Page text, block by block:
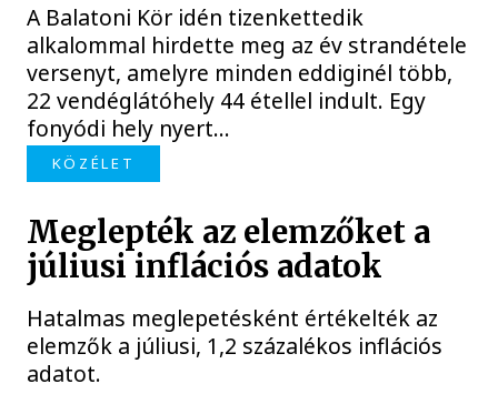
A Balatoni Kör idén tizenkettedik
alkalommal hirdette meg az év strandétele
versenyt, amelyre minden eddiginél több,
22 vendéglátóhely 44 étellel indult. Egy
fonyódi hely nyert...
KÖZÉLET
Meglepték az elemzőket a
júliusi inflációs adatok
Hatalmas meglepetésként értékelték az
elemzők a júliusi, 1,2 százalékos inflációs
adatot.